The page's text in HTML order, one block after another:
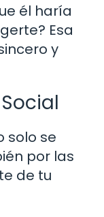
él haría
Esa
y
solo se
por las
de tu